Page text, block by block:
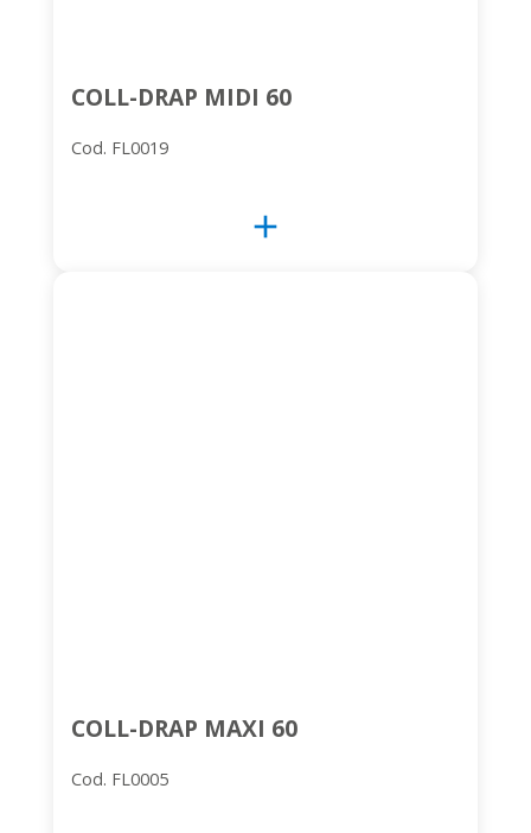
COLL-DRAP MIDI 60
Cod. FL0019
add
COLL-DRAP MAXI 60
Cod. FL0005